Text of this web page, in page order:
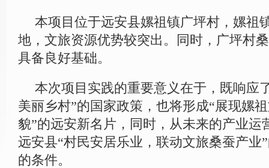
本项目位于远安县嫘祖镇广坪村，嫘祖
地，文旅资源优势较突出。同时，广坪村
具备良好基础。
本次项目实践的重要意义在于，既响应
美丽乡村”的国家政策，也将形成“展现嫘
貌”的远安新名片，同时，从未来的产业运
远安县“村民安居乐业，联动文旅桑蚕产业
的条件。